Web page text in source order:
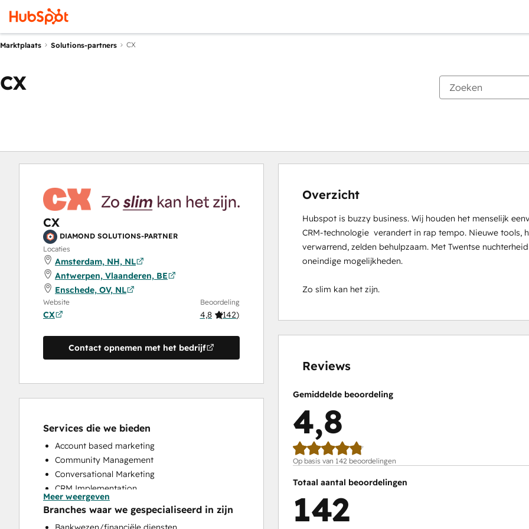
Marktplaats Solutions-partners CX
CX
CX
DIAMOND SOLUTIONS-PARTNER
Locaties
Amsterdam, NH, NL
Antwerpen, Vlaanderen, BE
Enschede, OV, NL
Website
CX
Beoordeling
4,8 (142)
Contact opnemen met het bedrijf
Services die we bieden
Account based marketing
Community Management
Conversational Marketing
CRM Implementation
CRM Migration
Custom API Integrations
Meer weergeven
Branches waar we gespecialiseerd in zijn
Overzicht
Hubspot is buzzy business. Wij houden het menselijk
CRM-technologie  verandert in rap tempo. Nieuwe tools,
verwarrend, zelden behulpzaam. Met Twentse
oneindige mogelijkheden.
Zo slim kan het zijn.
Reviews
Gemiddelde beoordeling
4,8
Op basis van 142 beoordelingen
Totaal aantal beoordelingen
142